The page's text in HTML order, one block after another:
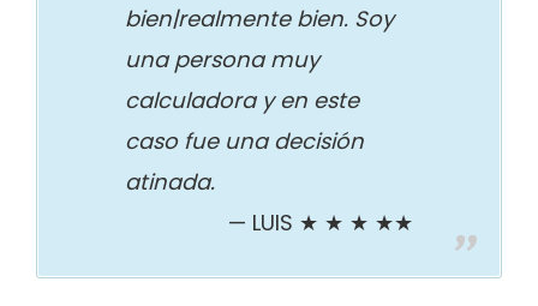
bien|realmente bien. Soy
una persona muy
calculadora y en este
caso fue una decisión
atinada.
LUIS ★ ★ ★ ★★